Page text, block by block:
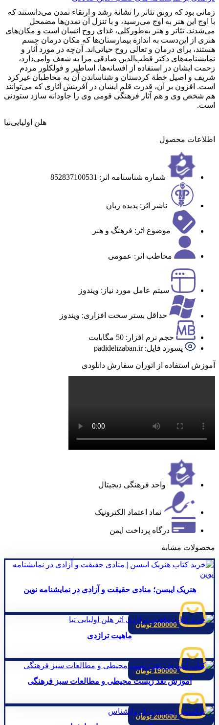
عدد
زمانی بود که رونق تئاتر را نشانة رشد و ارتقاء تمدن می‌دانستند که
با اوج این هنر به اوج می‌رسید، و با تنزل آن تمدن‌ها مضمحل
می‌شدند. تئاتر و هنر به‌طورکلی، غذای روح انسان است و مکان‌های
هنری از این‌دست به اندازة بیمارستان‌ها که مکان درمان جسم
هستند، برای درمان و تعالی روح حیاتی‌اند. آن‌چه در مورد آثار و
نمایشنامه‌های دکتر قطب‌الدین صادقی مرا به شعف وامی‌دارد،
زحمت ایشان در استفاده از افسانه‌ها، اساطیر و فولکلور مردم
شریف و اصیل خطة کردستان و شناساندن آن‌ به مخاطبان غیرکرد
است. افزون بر آن، قدرت قلم ایشان در آفرینش آثاری که می‌توانند
هم شخص وی و هم آثار فرهنگی قومی وی را جاودانه سازد ستودنی
است.
هلن اولیایی‌نیا
اطلاعات محصول
شماره شناسنامه اثر: 852837100531
ناشر اثر: پدیده زبان
موضوع اثر: فرهنگ و هنر
مخاطب اثر: عمومی
سیتم عامل مورد نیاز: ویندوز
حداقل بستر سخت افزاری: ویندوز
حجم نرم افزار: 50 مگابایت
پسورد فایل: padidehzaban.ir
آموزش استفاده از اتوران سفارش دانلودی
واحد فرهنگی دیجیتال
نماد اعتماد الکترونیک
درگاه پرداخت ایمن
محصولات مشابه
هنریک ایبسن؛ منادی حقیقت و آزادی در نمایشنامه نوین
200000 تومان
ماهیت تراژدی
190000 تومان
آموزش نقد زیست محیطی و مطالعات سبز فرهنگی
200000 تومان